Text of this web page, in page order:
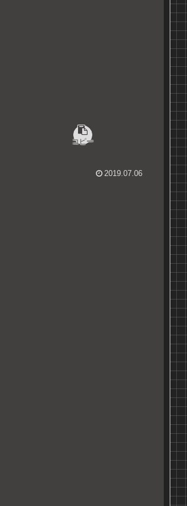
コピー
2019.07.06